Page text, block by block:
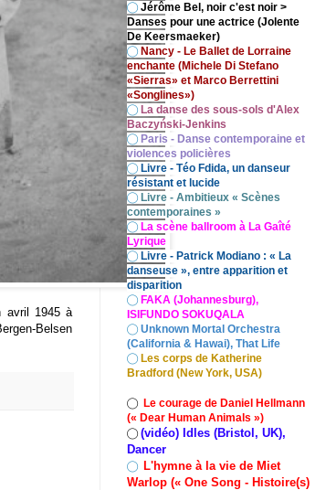
avril 1945 à
Belsen
◯ Jérôme Bel, noir c'est noir >
Danses pour une actrice (Jolente
De Keersmaeker)
◯ Nancy - Le Ballet de Lorraine
enchante (Michele Di Stefano
«Sierras» et Marco Berrettini
«Songlines»)
◯ La danse des sous-sols d'Alex
Baczyński-Jenkins
◯ Paris - Danse contemporaine et
violences policières
◯ Livre - Téo Fdida, un danseur
résistant et lucide
◯ Livre - Ambitieux « Scènes
contemporaines »
◯ La scène ballroom à La Gaîté
Lyrique
◯ Livre - Patrick Modiano : « La
danseuse », entre apparition et
disparition
◯ FAKA (Johannesburg),
ISIFUNDO SOKUQALA
◯ Unknown Mortal Orchestra
(California & Hawai), That Life
◯ Les corps de Katherine
Bradford (New York, USA)
◯ Le courage de Daniel Hellmann
(« Dear Human Animals »)
◯ (vidéo) Idles (Bristol, UK),
Dancer
◯ L'hymne à la vie de Miet
Warlop (« One Song - Histoire(s)